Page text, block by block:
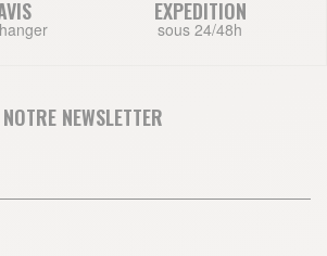
EXPEDITION
sous 24/48h
NEWSLETTER